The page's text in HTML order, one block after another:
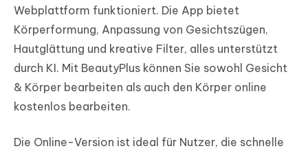
Webplattform funktioniert. Die App bietet
Körperformung, Anpassung von Gesichtszügen,
Hautglättung und kreative Filter, alles unterstützt
durch KI. Mit BeautyPlus können Sie sowohl Gesicht
& Körper bearbeiten als auch den Körper online
kostenlos bearbeiten.
Die Online-Version ist ideal für Nutzer, die schnelle